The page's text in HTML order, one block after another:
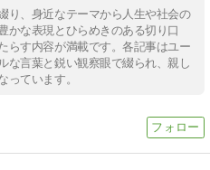
り、身近なテーマから人生や社会の
かな表現とひらめきのある切り口
らす内容が満載です。各記事はユー
な言葉と鋭い観察眼で綴られ、親し
っています。